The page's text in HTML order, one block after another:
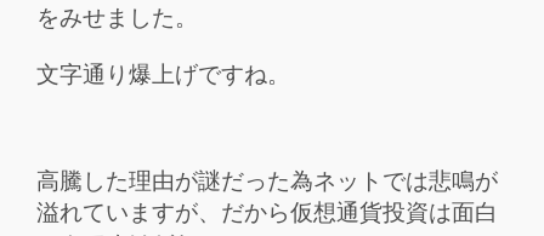
をみせました。
文字通り爆上げですね。
高騰した理由が謎だった為ネットでは悲鳴が
溢れていますが、だから仮想通貨投資は面白